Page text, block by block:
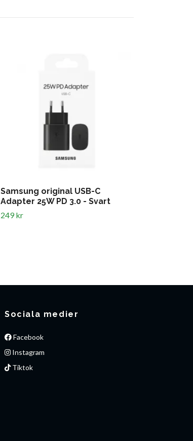
Samsung original USB-C
Adapter 25W PD 3.0 - Svart
249 kr
Sociala medier
Facebook
Instagram
Tiktok